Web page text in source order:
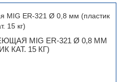
MIG ER-321 Ø 0,8 ММ
КАТ. 15 КГ)